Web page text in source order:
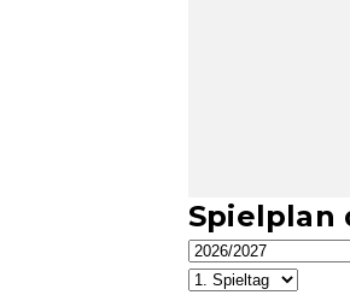
Spielplan